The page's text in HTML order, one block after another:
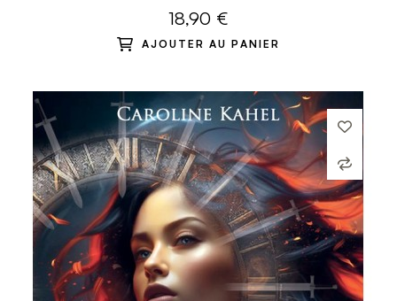
18,90 €
AJOUTER AU PANIER